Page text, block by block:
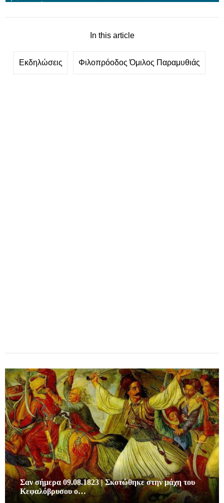
In this article
Εκδηλώσεις Φιλοπρόοδος Όμιλος Παραμυθιάς
Σαν σήμερα 09.08.1823 | Σκοτώθηκε στην μάχη του
Κεφαλόβρυσου ο…